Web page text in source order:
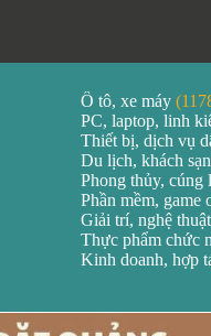
Ô tô, xe máy
PC, laptop, linh
Thiết bị, dịch vụ
Du lịch, khách
Phong thủy, cúng
Phần mềm, game
Giải trí, nghệ
Thực phẩm chức
Kinh doanh, hợp